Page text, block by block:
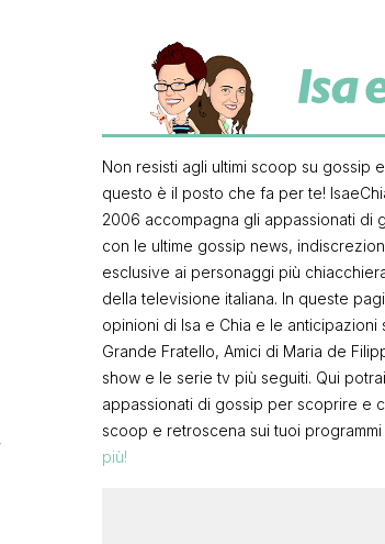
Non resisti agli ultimi scoop su gossip
questo è il posto che fa per te!
2006 accompagna gli appassionati di
con le ultime gossip news,
esclusive ai personaggi più
della televisione italiana. In queste
opinioni di Isa e Chia e le anticipazioni
Grande Fratello, Amici di Maria de
show e le serie tv più seguiti. Qui
appassionati di gossip per scoprire e
scoop e retroscena sui tuoi
più!